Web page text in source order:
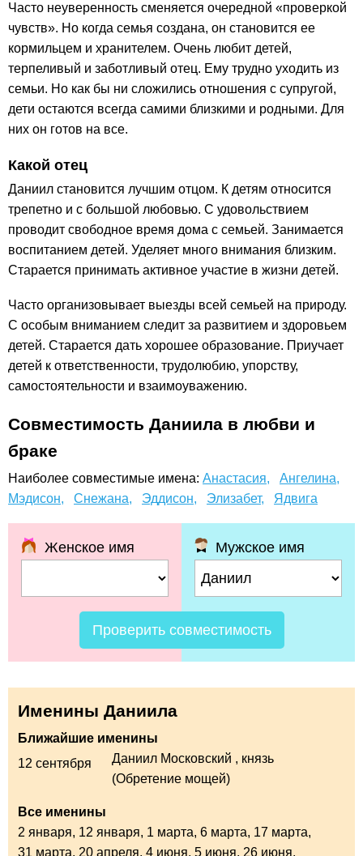
Часто неуверенность сменяется очередной «проверкой
чувств». Но когда семья создана, он становится ее
кормильцем и хранителем. Очень любит детей,
терпеливый и заботливый отец. Ему трудно уходить из
семьи. Но как бы ни сложились отношения с супругой,
дети остаются всегда самими близкими и родными. Для
них он готов на все.
Какой отец
Даниил становится лучшим отцом. К детям относится
трепетно и с большой любовью. С удовольствием
проводит свободное время дома с семьей. Занимается
воспитанием детей. Уделяет много внимания близким.
Старается принимать активное участие в жизни детей.
Часто организовывает выезды всей семьей на природу.
С особым вниманием следит за развитием и здоровьем
детей. Старается дать хорошее образование. Приучает
детей к ответственности, трудолюбию, упорству,
самостоятельности и взаимоуважению.
Совместимость Даниила в любви и
браке
Наиболее совместимые имена: Анастасия,
Ангелина,
Мэдисон,
Снежана, Эддисон, Элизабет, Ядвига
Женское имя Мужское имя
Проверить совместимость
Именины Даниила
Ближайшие именины
12 сентября
Даниил Московский , князь
(Обретение мощей)
Все именины
2 января, 12 января, 1 марта, 6 марта, 17 марта,
31 марта, 20 апреля, 4 июня, 5 июня, 26 июня,